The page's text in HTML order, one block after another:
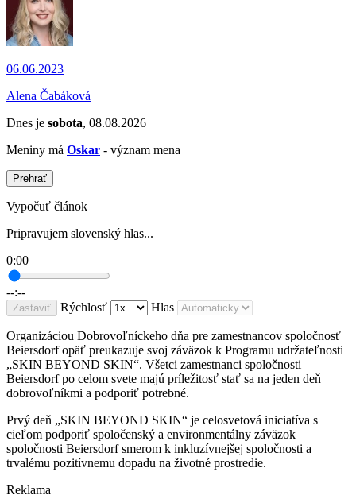
06.06.2023
Alena Čabáková
Dnes je sobota, 08.08.2026
Meniny má Oskar - význam mena
Prehrať
Vypočuť článok
Pripravujem slovenský hlas...
0:00
--:--
Zastaviť Rýchlosť Hlas
Organizáciou Dobrovoľníckeho dňa pre zamestnancov spoločnosť
Beiersdorf opäť preukazuje svoj záväzok k Programu udržateľnosti
„SKIN BEYOND SKIN“. Všetci zamestnanci spoločnosti
Beiersdorf po celom svete majú príležitosť stať sa na jeden deň
dobrovoľníkmi a podporiť potrebné.
Prvý deň „SKIN BEYOND SKIN“ je celosvetová iniciatíva s
cieľom podporiť spoločenský a environmentálny záväzok
spoločnosti Beiersdorf smerom k inkluzívnejšej spoločnosti a
trvalému pozitívnemu dopadu na životné prostredie.
Reklama